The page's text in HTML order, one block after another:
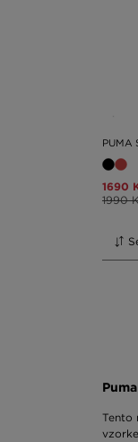
PUMA
1690
1990
Tento